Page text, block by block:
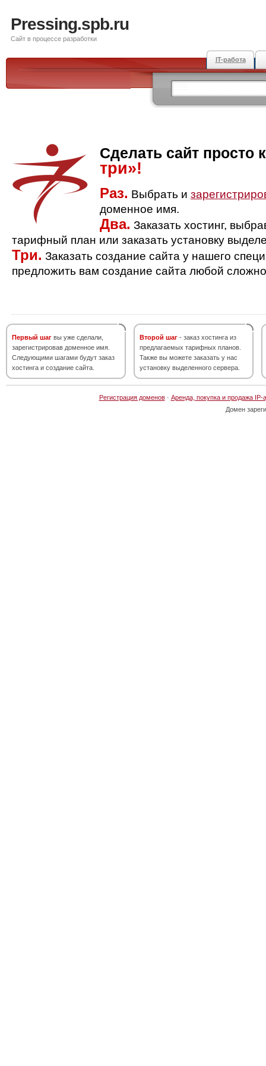
Pressing.spb.ru
Сайт в процессе разработки
IT-работа
Сделать сайт просто
три»!
Раз. Выбрать и
доменное имя.
Два. Заказать хостинг,
тарифный план или заказать установку
Три. Заказать создание сайта у нашего
предложить вам создание сайта любой
Первый шаг вы уже сделали,
зарегистрировав доменное имя.
Следующими шагами будут заказ
хостинга и создание сайта.
Второй шаг - заказ хостинга из
предлагаемых тарифных планов.
Также вы можете заказать у нас
установку выделенного сервера.
Регистрация доменов· Аренда, покупка и продажа IP-
Домен